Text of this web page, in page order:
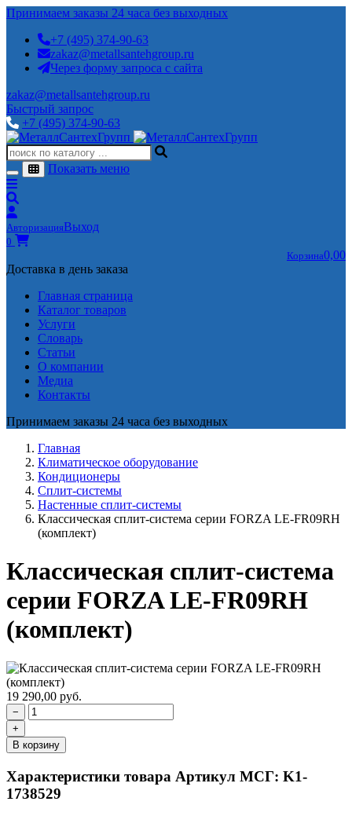
Принимаем заказы 24 часа без выходных
+7 (495) 374-90-63
zakaz@metallsantehgroup.ru
Через форму запроса с сайта
zakaz@metallsantehgroup.ru
Быстрый запрос
+7 (495) 374-90-63
Показать меню
АвторизацияВыход
0
Корзина0,00
Доставка в день заказа
Главная страница
Каталог товаров
Услуги
Словарь
Статьи
О компании
Медиа
Контакты
Принимаем заказы 24 часа без выходных
Главная
Климатическое оборудование
Кондиционеры
Сплит-системы
Настенные сплит-системы
Классическая сплит-система серии FORZA LE-FR09RH
(комплект)
Классическая сплит-система
серии FORZA LE-FR09RH
(комплект)
19 290,00 руб.
−
+
В корзину
Характеристики товара Артикул МСГ: K1-
1738529